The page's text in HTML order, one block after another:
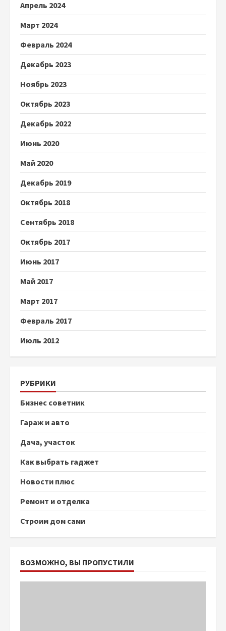
Апрель 2024
Март 2024
Февраль 2024
Декабрь 2023
Ноябрь 2023
Октябрь 2023
Декабрь 2022
Июнь 2020
Май 2020
Декабрь 2019
Октябрь 2018
Сентябрь 2018
Октябрь 2017
Июнь 2017
Май 2017
Март 2017
Февраль 2017
Июль 2012
РУБРИКИ
Бизнес советник
Гараж и авто
Дача, участок
Как выбрать гаджет
Новости плюс
Ремонт и отделка
Строим дом сами
ВОЗМОЖНО, ВЫ ПРОПУСТИЛИ